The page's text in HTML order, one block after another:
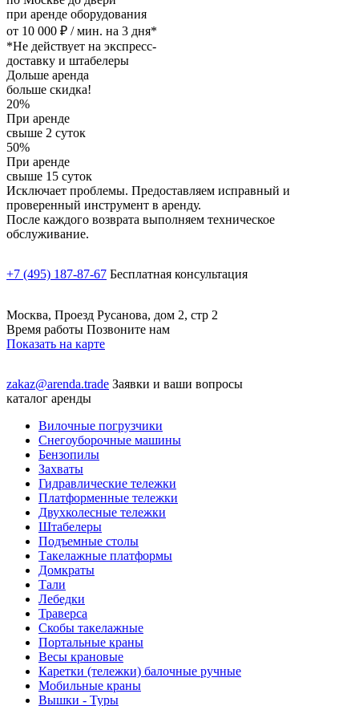
при аренде оборудования
от 10 000 ₽ / мин. на 3 дня*
*Не действует на экспресс-
доставку и штабелеры
Дольше аренда
больше скидка!
20%
При аренде
свыше 2 суток
50%
При аренде
свыше 15 суток
Исключает проблемы. Предоставляем исправный и
проверенный инструмент в аренду.
После каждого возврата выполняем техническое
обслуживание.
+7 (495) 187-87-67 Бесплатная консультация
Москва, Проезд Русанова, дом 2, стр 2
Время работы Позвоните нам
Показать на карте
zakaz@arenda.trade Заявки и ваши вопросы
каталог аренды
Вилочные погрузчики
Снегоуборочные машины
Бензопилы
Захваты
Гидравлические тележки
Платформенные тележки
Двухколесные тележки
Штабелеры
Подъемные столы
Такелажные платформы
Домкраты
Тали
Лебедки
Траверса
Скобы такелажные
Портальные краны
Весы крановые
Каретки (тележки) балочные ручные
Мобильные краны
Вышки - Туры